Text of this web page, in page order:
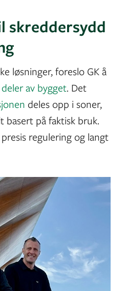
skreddersydd
løsninger, foreslo GK å
av bygget. Det
deles opp i soner,
basert på faktisk bruk.
regulering og langt